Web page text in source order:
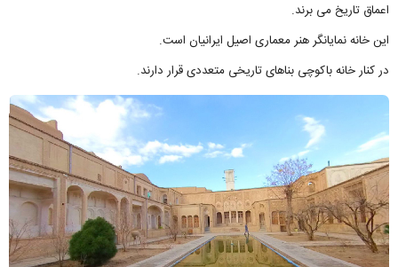
اعماق تاریخ می برند.
این خانه نمایانگر هنر معماری اصیل ایرانیان است.
در کنار خانه باکوچی بناهای تاریخی متعددی قرار دارند.